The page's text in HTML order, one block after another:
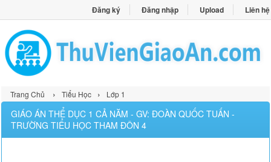
Đăng ký Đăng nhập Upload Liên hệ
Trang Chủ › Tiểu Học › Lớp 1
GIÁO ÁN THỂ DỤC 1 CẢ NĂM - GV: ĐOÀN QUỐC TUẤN -
TRƯỜNG TIỂU HỌC THAM ĐÔN 4